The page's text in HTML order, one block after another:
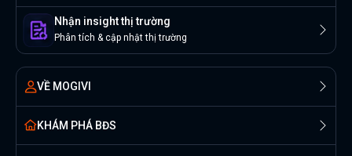
Nhận insight thị trường
Phân tích & cập nhật thị trường
VỀ MOGIVI
KHÁM PHÁ BĐS